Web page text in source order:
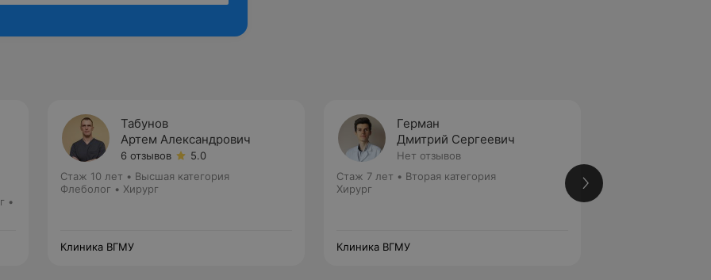
•
Табунов
Артем Александрович
6 отзывов
5.0
Стаж 10 лет • Высшая категория
Флеболог • Хирург
Клиника ВГМУ
Герман
Дмитрий Сергеевич
Нет отзывов
Стаж 7 лет • Вторая категория
Хирург
Клиника ВГМУ